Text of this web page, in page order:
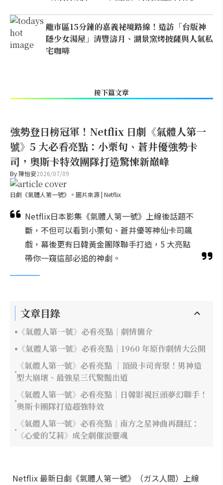
離市區15分鐘的嘉義祕境路線！造訪「台版神
隱少女湯屋」清豐濤月、湖景窯烤披薩與人氣私
宅咖啡
接下篇文章
強勢登日榜冠軍！Netflix 日劇《氣體人第一
號》5 大必看亮點：小栗旬、蒼井優強勢卡
司，奧斯卡特效團隊打造驚悚新巔峰
By 陳怡安2026/07/09
日劇《氣體人第一號》。圖片來源 | Netflix
Netflix日本影集《氣體人第一號》上線後話題不
斷，不但可以看到小栗旬、蒼井優等神仙卡司飆
戲，幕後更有日韓黃金團隊聯手打造，5 大亮點
帶你一窺這部必追的神劇。
文章目錄
《氣體人第一號》必看亮點｜劇情簡介
《氣體人第一號》必看亮點｜1960 年原作劇情大公開
《氣體人第一號》必看亮點 ｜頂級卡司齊聚！男神造
型大崩壞、最強星三代驚豔出道
《氣體人第一號》必看亮點｜日韓影視巨頭夢幻聯手！
奧斯卡團隊打造超強特效
《氣體人第一號》必看亮點｜南方之星神曲再翻紅：
《心愛的艾莉》成全劇催淚靈魂
Netflix 最新日劇《氣體人第一號》（ガス人間）上線